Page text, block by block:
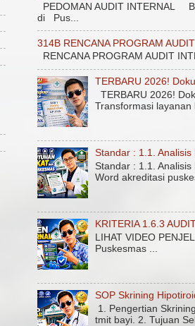
PEDOMAN AUDIT
di Pus...
314B RENCANA PROGRAM
RENCANA PROGRAM AUDIT
TERBARU 2026!
TERBARU 2026!
Transformasi
Standar : 1.1.
Standar : 1.1.
Word akreditasi
KRITERIA 1.6.3
LIHAT VIDEO
Puskesmas ...
SOP Skrining
1. Pengertian
tmit bayi. 2. Tujuan